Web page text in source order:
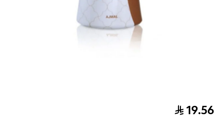
بودرة وصال ذهب معطره للجسم من أجمل 80ج
19.56